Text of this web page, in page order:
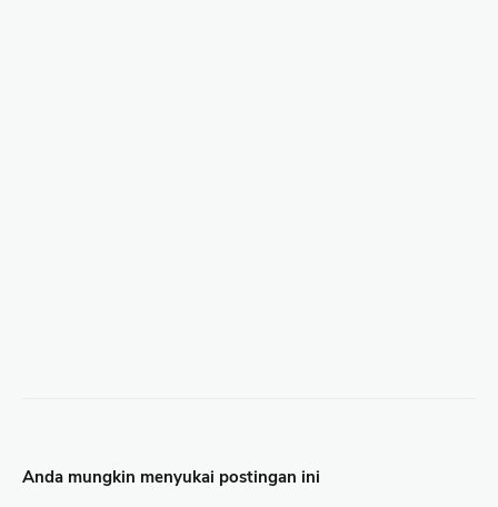
Anda mungkin menyukai postingan ini